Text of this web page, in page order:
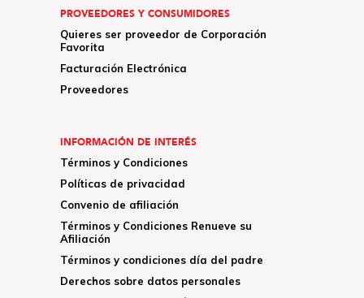
PROVEEDORES Y CONSUMIDORES
Quieres ser proveedor de Corporación
Favorita
Facturación Electrónica
Proveedores
INFORMACIÓN DE INTERÉS
Términos y Condiciones
Políticas de privacidad
Convenio de afiliación
Términos y Condiciones Renueve su
Afiliación
Términos y condiciones día del padre
Derechos sobre datos personales